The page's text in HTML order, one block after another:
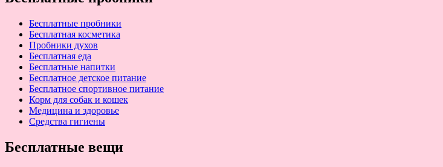
Бесплатные пробники
Бесплатная косметика
Пробники духов
Бесплатная еда
Бесплатные напитки
Бесплатное детское питание
Бесплатное спортивное питание
Корм для собак и кошек
Медицина и здоровье
Средства гигиены
Бесплатные вещи